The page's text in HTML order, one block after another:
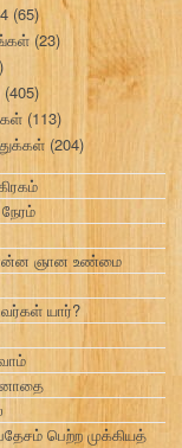
(65)
(23)
(405)
(113)
(204)
ஞான உண்மை
யார்?
பெற்ற முக்கியத்